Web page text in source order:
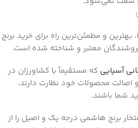
بهترین و مطمئن‌ترین راه برای خرید برنج
معتبر و شناخته شده است.
آسیایی که مستقیماً با کشاورزان در
اصالت محصولات خود نظارت دارند،
شما باشند.
برنج هاشمی درجه یک و اصیل را از